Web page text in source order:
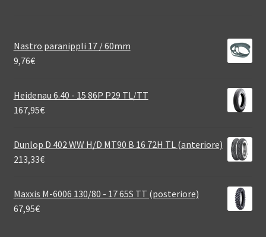
Nastro paranippli 17 / 60mm
9,76€
Heidenau 6.40 - 15 86P P29 TL/TT
167,95€
Dunlop D 402 WW H/D MT90 B 16 72H TL (anteriore)
213,33€
Maxxis M-6006 130/80 - 17 65S TT (posteriore)
67,95€